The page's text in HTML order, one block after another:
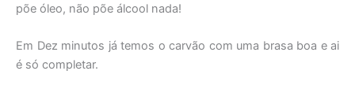
põe óleo, não põe álcool nada!
Em Dez minutos já temos o carvão com uma brasa boa e ai
é só completar.